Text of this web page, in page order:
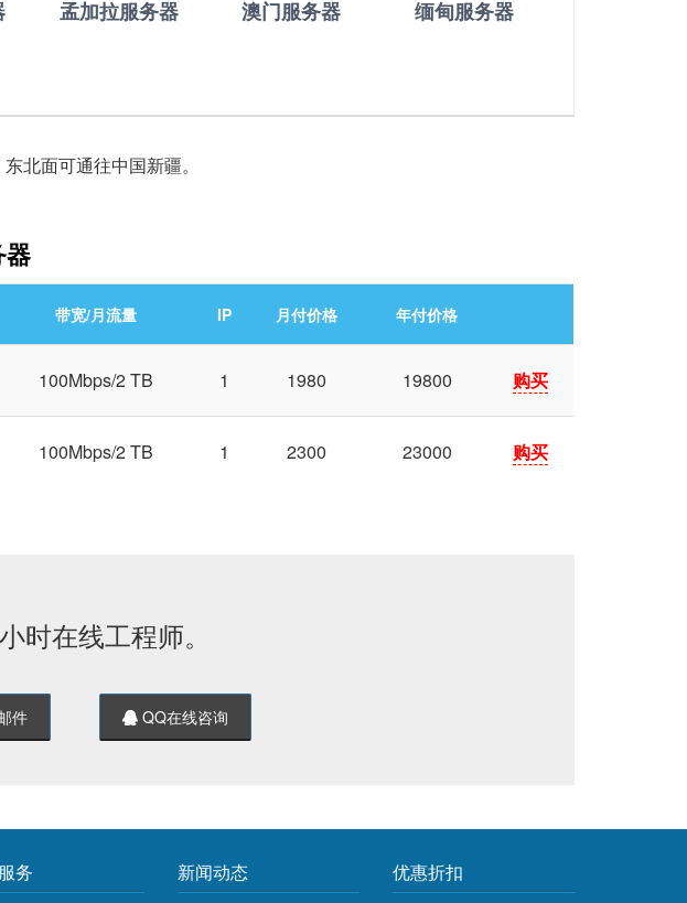
孟加拉服务器 澳门服务器
缅甸服务器
北面可通往中国新疆。
器
带宽/月流量 IP 月付价格 年付价格
100Mbps/2 TB 1 1980 19800 购买
100Mbps/2 TB 1 2300 23000 购买
时在线工程师。
件 QQ在线咨询
务 新闻动态 优惠折扣